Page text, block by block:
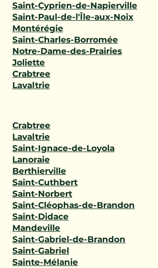
Saint-Cyprien-de-Napierville
Saint-Paul-de-l'Île-aux-Noix
Montérégie
Saint-Charles-Borromée
Notre-Dame-des-Prairies
Joliette
Crabtree
Lavaltrie
Crabtree
Lavaltrie
Saint-Ignace-de-Loyola
Lanoraie
Berthierville
Saint-Cuthbert
Saint-Norbert
Saint-Cléophas-de-Brandon
Saint-Didace
Mandeville
Saint-Gabriel-de-Brandon
Saint-Gabriel
Sainte-Mélanie